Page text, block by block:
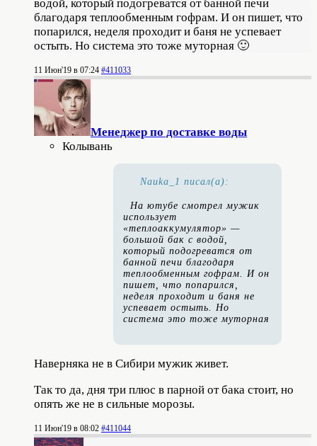
водой, который подогреватся от банной печи
благодаря теплообменным гофрам. И он пишет, что
попарился, неделя проходит и баня не успевает
остыть. Но система это тоже муторная 🙂
11 Июн'19 в 07:24 #411033
Менеджер по доставке воды
Колывань
Nauka_1 писал(а):
На ютубе смотрел мужик
использует
«теплоаккумулятор» —
большой бак с водой,
который подогреватся от
банной печи благодаря
теплообменным гофрам. И он
пишет, что попарился,
неделя проходит и баня не
успевает остыть. Но
система это тоже муторная
Наверняка не в Сибири мужик живет.
Так то да, дня три плюс в парной от бака стоит, но
опять же не в сильные морозы.
11 Июн'19 в 08:02 #411044